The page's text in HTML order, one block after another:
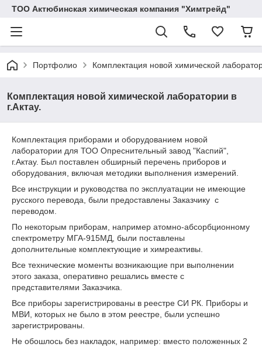
ТОО Актюбинская химическая компания "Химтрейд"
Портфолио Комплектация новой химической
Комплектация новой химической лаборатории в
г.Актау.
Комплектация приборами и оборудованием новой
лаборатории для ТОО Опреснительный завод "Каспий",
г.Актау. Был поставлен обширный перечень приборов и
оборудования, включая методики выполнения измерений.
Все инструкции и руководства по эксплуатации не имеющие
русского перевода, были предоставлены Заказчику с
переводом.
По некоторым приборам, например атомно-абсорбционному
спектрометру МГА-915МД, были поставлены
дополнительные комплектующие и химреактивы.
Все технические моменты возникающие при выполнении
этого заказа, оперативно решались вместе с
представителями Заказчика.
Все приборы зарегистрированы в реестре СИ РК. Приборы и
МВИ, которых не было в этом реестре, были успешно
зарегистрированы.
Не обошлось без накладок, например: вместо положенных 2